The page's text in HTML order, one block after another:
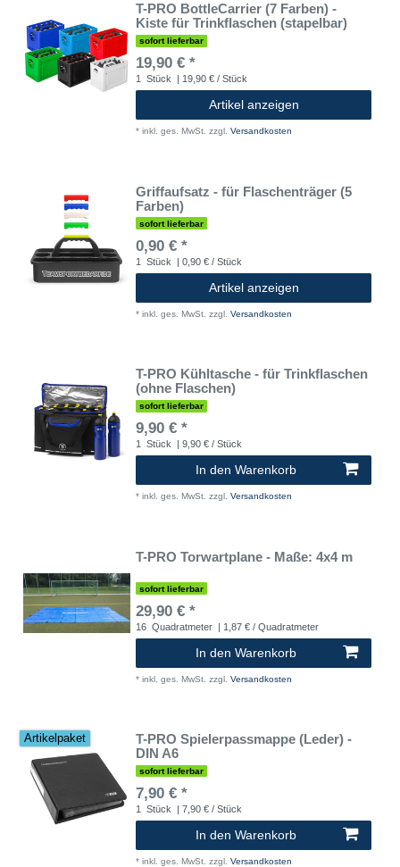
T-PRO BottleCarrier (7 Farben) -
Kiste für Trinkflaschen (stapelbar)
sofort lieferbar
19,90 € *
1 Stück | 19,90 € / Stück
Artikel anzeigen
* inkl. ges. MwSt. zzgl. Versandkosten
Griffaufsatz - für Flaschenträger (5
Farben)
sofort lieferbar
0,90 € *
1 Stück | 0,90 € / Stück
Artikel anzeigen
* inkl. ges. MwSt. zzgl. Versandkosten
T-PRO Kühltasche - für Trinkflaschen
(ohne Flaschen)
sofort lieferbar
9,90 € *
1 Stück | 9,90 € / Stück
In den Warenkorb
* inkl. ges. MwSt. zzgl. Versandkosten
T-PRO Torwartplane - Maße: 4x4 m
sofort lieferbar
29,90 € *
16 Quadratmeter | 1,87 € / Quadratmeter
In den Warenkorb
* inkl. ges. MwSt. zzgl. Versandkosten
Artikelpaket
T-PRO Spielerpassmappe (Leder) -
DIN A6
sofort lieferbar
7,90 € *
1 Stück | 7,90 € / Stück
In den Warenkorb
* inkl. ges. MwSt. zzgl. Versandkosten